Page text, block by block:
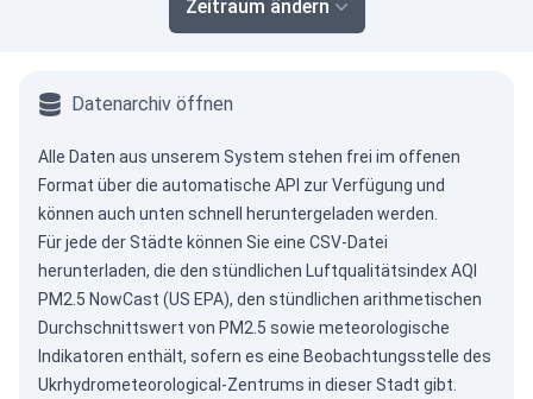
Zeitraum ändern
Datenarchiv öffnen
Alle Daten aus unserem System stehen frei im offenen
Format über die automatische API zur Verfügung und
können auch unten schnell heruntergeladen werden.
Für jede der Städte können Sie eine CSV-Datei
herunterladen, die den stündlichen Luftqualitätsindex AQI
PM2.5 NowCast (US EPA), den stündlichen arithmetischen
Durchschnittswert von PM2.5 sowie meteorologische
Indikatoren enthält, sofern es eine Beobachtungsstelle des
Ukrhydrometeorological-Zentrums in dieser Stadt gibt.